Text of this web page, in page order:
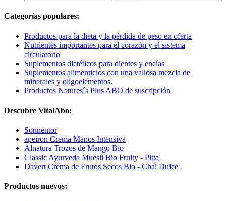
Categorías populares:
Productos para la dieta y la pérdida de peso en oferta
Nutrientes importantes para el corazón y el sistema
circulatorio
Suplementos dietéticos para dientes y encías
Suplementos alimenticios con una valiosa mezcla de
minerales y oligoelementos.
Productos Natures´s Plus ABO de suscripción
Descubre VitalAbo:
Sonnentor
apeiron Crema Manos Intensiva
Alnatura Trozos de Mango Bio
Classic Ayurveda Muesli Bio Fruity - Pitta
Davert Crema de Frutos Secos Bio - Chai Dulce
Productos nuevos: